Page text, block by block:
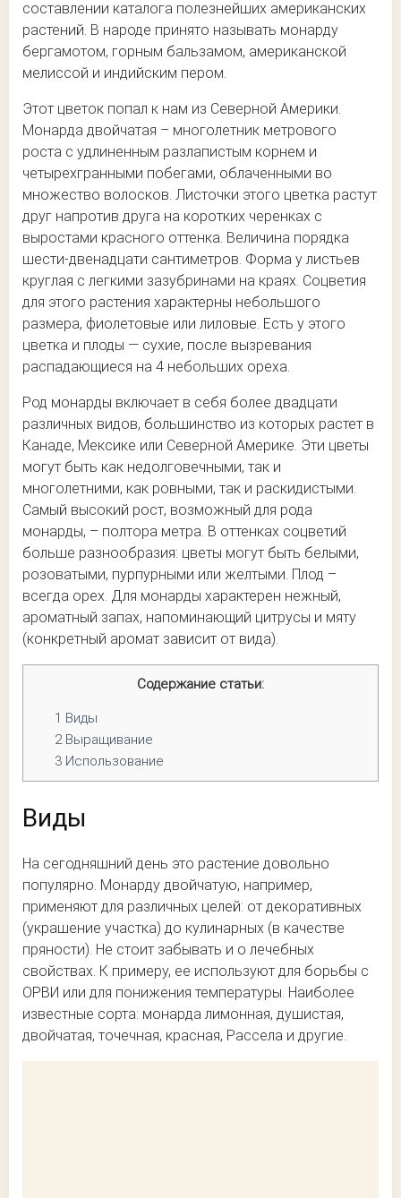
составлении каталога полезнейших американских
растений. В народе принято называть монарду
бергамотом, горным бальзамом, американской
мелиссой и индийским пером.
Этот цветок попал к нам из Северной Америки.
Монарда двойчатая – многолетник метрового
роста с удлиненным разлапистым корнем и
четырехгранными побегами, облаченными во
множество волосков. Листочки этого цветка растут
друг напротив друга на коротких черенках с
выростами красного оттенка. Величина порядка
шести-двенадцати сантиметров. Форма у листьев
круглая с легкими зазубринами на краях. Соцветия
для этого растения характерны небольшого
размера, фиолетовые или лиловые. Есть у этого
цветка и плоды — сухие, после вызревания
распадающиеся на 4 небольших ореха.
Род монарды включает в себя более двадцати
различных видов, большинство из которых растет в
Канаде, Мексике или Северной Америке. Эти цветы
могут быть как недолговечными, так и
многолетними, как ровными, так и раскидистыми.
Самый высокий рост, возможный для рода
монарды, – полтора метра. В оттенках соцветий
больше разнообразия: цветы могут быть белыми,
розоватыми, пурпурными или желтыми. Плод –
всегда орех. Для монарды характерен нежный,
ароматный запах, напоминающий цитрусы и мяту
(конкретный аромат зависит от вида).
Содержание статьи:
1 Виды
2Выращивание
3 Использование
Виды
На сегодняшний день это растение довольно
популярно. Монарду двойчатую, например,
применяют для различных целей: от декоративных
(украшение участка) до кулинарных (в качестве
пряности). Не стоит забывать и о лечебных
свойствах. К примеру, ее используют для борьбы с
ОРВИ или для понижения температуры. Наиболее
известные сорта: монарда лимонная, душистая,
двойчатая, точечная, красная, Рассела и другие.